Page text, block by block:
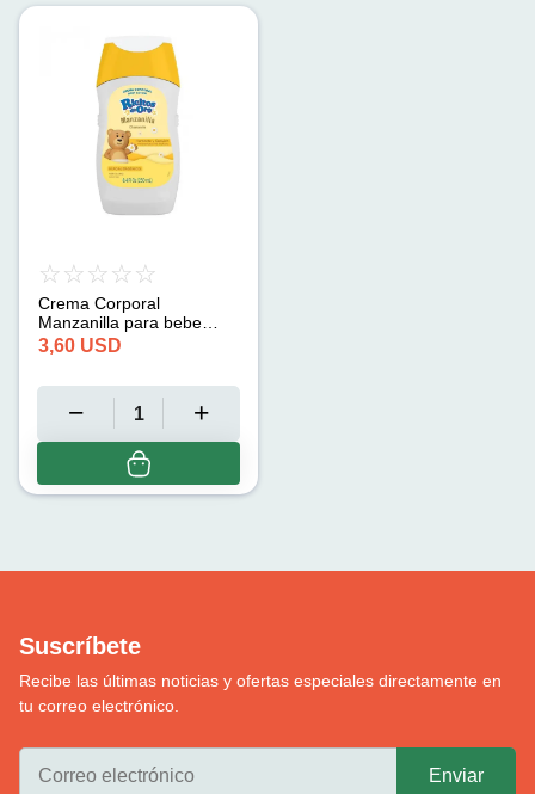
Crema Corporal
Manzanilla para bebe
Hipoalergénica Ricitos de
Oro (250 ml)
3,60 USD
Suscríbete
Recibe las últimas noticias y ofertas especiales directamente en
tu correo electrónico.